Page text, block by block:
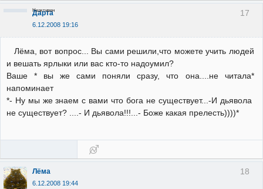
17
Дарта
6.12.2008 19:16
Неактивен
Лёма, вот вопрос... Вы сами решили,что можете учить людей
и вешать ярлыки или вас кто-то надоумил?
Ваше * вы же сами поняли сразу, что она....не читала*
напоминает
*- Ну мы же знаем с вами что бога не существует...-И дьявола
не существует? ....- И дьявола!!!...- Боже какая прелесть))))*
18
Лёма
6.12.2008 19:44